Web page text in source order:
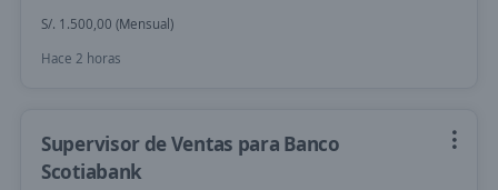
S/. 1.500,00 (Mensual)
Hace 2 horas
Supervisor de Ventas para Banco
Scotiabank